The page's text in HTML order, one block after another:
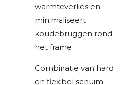
warmteverlies en
minimaliseert
koudebruggen rond
het frame
Combinatie van hard
en flexibel schuim